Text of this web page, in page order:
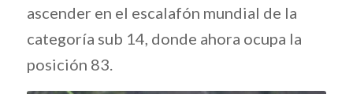
ascender en el escalafón mundial de la
categoría sub 14, donde ahora ocupa la
posición 83.